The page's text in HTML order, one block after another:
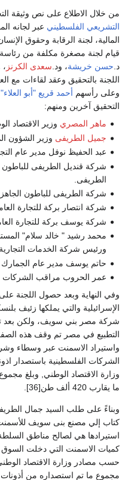
من خلال الاطلاع على نص وثيقة
التشريعي الفلسطيني عبر لجانه
المالية، لجنة الرقابة وحقوق
قيام لجنة مصغرة مكلفة من
د.حسن خريشة، ود.سعدى الكرنز
اللجنة بالتحقيق وعقد لقاءات مع
وعلى رأسهم أحمد قريع "أبو العلاء"
التحقيق آخرين ومنهم:
ماهر المصري وزير الاقتصاد
جميل الطريفى وزير الشؤون
عبد الحفيظ نوفل مدير عام
شركة قنديل الطريفى للباطون
الطريفى.
شركة الطريفى للباطون
شركة انتصار بركة للتجارة
شركة يوسف بركة للتجارة
محمد رشيد " خالد سلام"
ورئيس شركة الخدمات التجارية
حاتم يوسف مدير عام الجمارك
عمر الحروب مراقب الشركات
الإسرائيلية والتي يملكها زئيف
شركة مصر بني سويف، ولكن بعد
التطبيع في مصر تم وقف هذه
واستيراد الاسمنت عبر وسطاء
الشركات الفلسطينية باستصدار
وزارة الاقتصاد الوطني, وبلغ
ما يقارب 420 ألف طن[36].
وبناءً على طلب السيد جمال
كتاب إلي مصنع بنى سويف للأسمنت
استيرادها هي لصالح مناطق
حسب مصادر وزارة الاقتصاد